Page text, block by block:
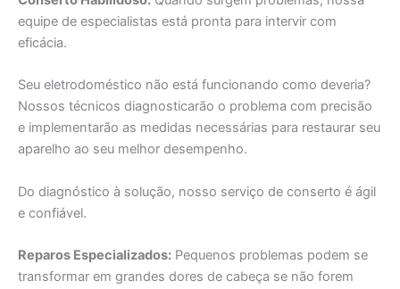
equipe de especialistas está pronta para intervir com
eficácia.
Seu eletrodoméstico não está funcionando como deveria?
Nossos técnicos diagnosticarão o problema com precisão
e implementarão as medidas necessárias para restaurar seu
aparelho ao seu melhor desempenho.
Do diagnóstico à solução, nosso serviço de conserto é ágil
e confiável.
Reparos Especializados: Pequenos problemas podem se
transformar em grandes dores de cabeça se não forem